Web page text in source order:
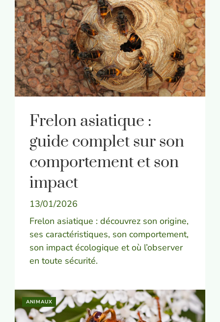
Frelon asiatique :
guide complet sur son
comportement et son
impact
13/01/2026
Frelon asiatique : découvrez son origine,
ses caractéristiques, son comportement,
son impact écologique et où l’observer
en toute sécurité.
ANIMAUX